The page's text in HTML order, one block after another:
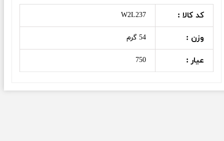
کد کالا : W2L237
وزن : 54 گرم
عیار : 750